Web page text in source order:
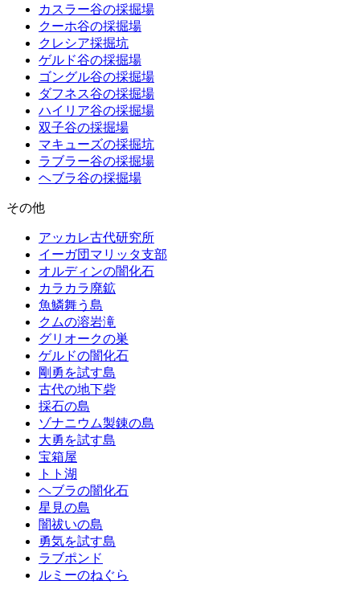
カスラー谷の採掘場
クーホ谷の採掘場
クレシア採掘坑
ゲルド谷の採掘場
ゴングル谷の採掘場
ダフネス谷の採掘場
ハイリア谷の採掘場
双子谷の採掘場
マキューズの採掘坑
ラブラー谷の採掘場
ヘブラ谷の採掘場
その他
アッカレ古代研究所
イーガ団マリッタ支部
オルディンの闇化石
カラカラ廃鉱
魚鱗舞う島
クムの溶岩滝
グリオークの巣
ゲルドの闇化石
剛勇を試す島
古代の地下砦
採石の島
ゾナニウム製錬の島
大勇を試す島
宝箱屋
トト湖
ヘブラの闇化石
星見の島
闇祓いの島
勇気を試す島
ラブポンド
ルミーのねぐら